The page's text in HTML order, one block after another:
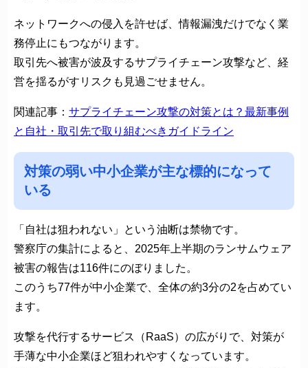
ネットワークへの侵入を許せば、情報漏洩だけでなく業
務停止にもつながります。
取引先へ被害が波及するサプライチェーン攻撃など、経
営を揺るがすリスクも見過ごせません。
関連記事： サプライチェーン攻撃の対策とは？最新事例
と自社・取引先で取り組むべきガイドライン
対策の弱い中小企業が主な標的になって
いる
「自社は狙われない」という油断は禁物です。
警察庁の集計によると、2025年上半期のランサムウェア
被害の報告は116件にのぼりました。
このうち77件が中小企業で、全体の約3分の2を占めてい
ます。
攻撃を代行するサービス（RaaS）の広がりで、対策が
手薄な中小企業ほど狙われやすくなっています。